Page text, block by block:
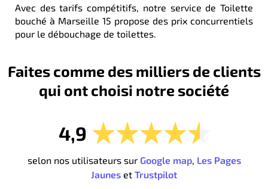
Avec des tarifs compétitifs, notre service de Toilette
bouché à Marseille 15 propose des prix concurrentiels
pour le débouchage de toilettes.
Faites comme des milliers de clients
qui ont choisi notre société
4,9
selon nos utilisateurs sur Google map, Les Pages
Jaunes et Trustpilot